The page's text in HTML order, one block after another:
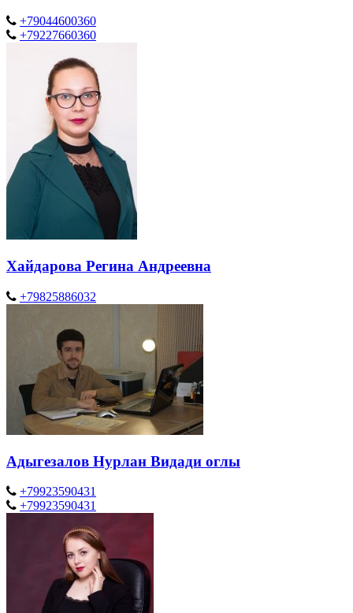
+79044600360
+79227660360
Хайдарова Регина Андреевна
+79825886032
Адыгезалов Нурлан Видади оглы
+79923590431
+79923590431